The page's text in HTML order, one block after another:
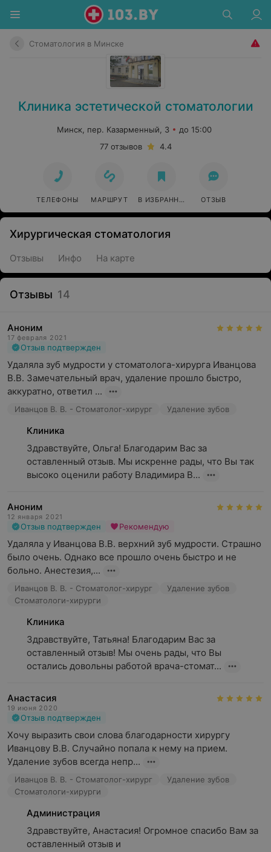
Стоматология в Минске
Клиника эстетической стоматологии
Минск, пер. Казарменный, 3
до 15:00
77 отзывов
4.4
ТЕЛЕФОНЫ МАРШРУТ В ИЗБРАННОЕ ОТЗЫВ
Хирургическая стоматология
Отзывы Инфо На карте
Отзывы 14
Аноним
17 февраля 2021
Отзыв подтвержден
Удаляла зуб мудрости у стоматолога-хирурга Иванцова
В.В. Замечательный врач, удаление прошло быстро,
аккуратно, ответил ...
Иванцов В. В. - Стоматолог-хирург Удаление зубов
Клиника
Здравствуйте, Ольга! Благодарим Вас за
оставленный отзыв. Мы искренне рады, что Вы так
высоко оценили работу Владимира В...
Аноним
12 января 2021
Отзыв подтвержден Рекомендую
Удаляла у Иванцова В.В. верхний зуб мудрости. Страшно
было очень. Однако все прошло очень быстро и не
больно. Анестезия,...
Иванцов В. В. - Стоматолог-хирург
Удаление зубов
Стоматологи-хирурги
Клиника
Здравствуйте, Татьяна! Благодарим Вас за
оставленный отзыв! Мы очень рады, что Вы
остались довольны работой врача-стомат...
Анастасия
19 июня 2020
Отзыв подтвержден
Хочу выразить свои слова благодарности хирургу
Иванцову В.В. Случайно попала к нему на прием.
Удаление зубов всегда непр...
Иванцов В. В. - Стоматолог-хирург
Удаление зубов
Стоматологи-хирурги
Администрация
Здравствуйте, Анастасия! Огромное спасибо Вам за
оставленный отзыв и